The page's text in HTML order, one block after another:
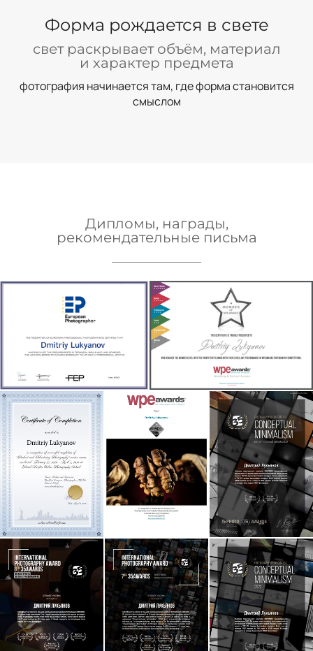
Форма рождается в свете
свет раскрывает объём, материал
и характер предмета
фотография начинается там, где форма становится
смыслом
Дипломы, награды,
рекомендательные письма